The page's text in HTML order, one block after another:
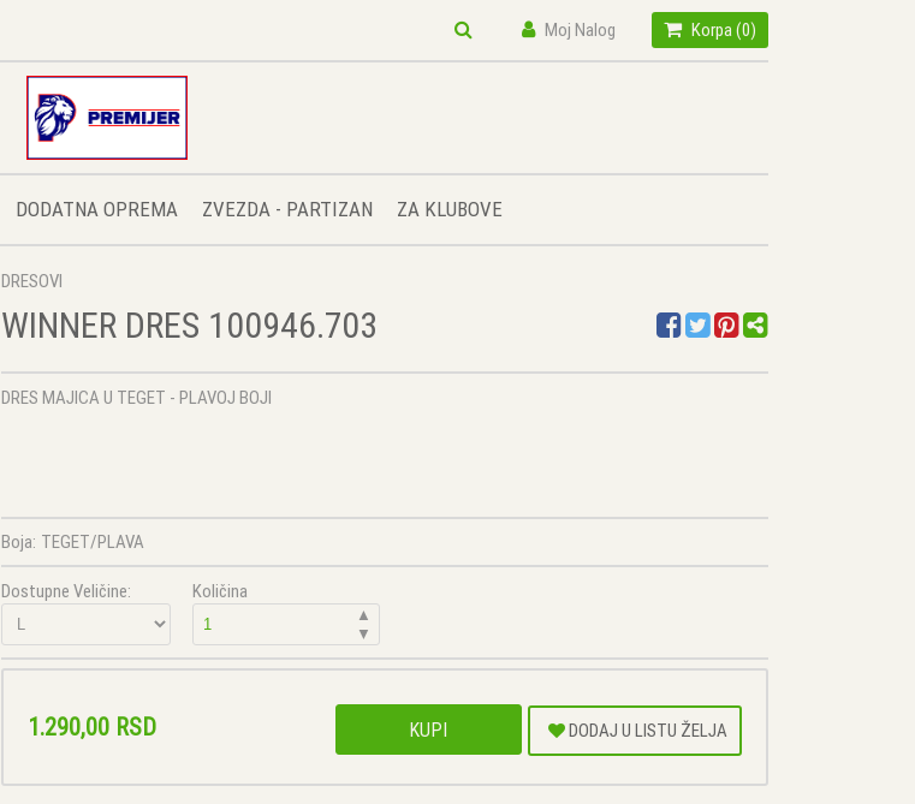
Moj Nalog Korpa (0)
DODATNA OPREMA ZVEZDA - PARTIZAN ZA KLUBOVE
DRESOVI
WINNER DRES 100946.703
DRES MAJICA U TEGET - PLAVOJ BOJI
Boja: TEGET/PLAVA
Dostupne Veličine: Količina
▲
▼
1.290,00 RSD KUPI DODAJ U LISTU ŽELJA